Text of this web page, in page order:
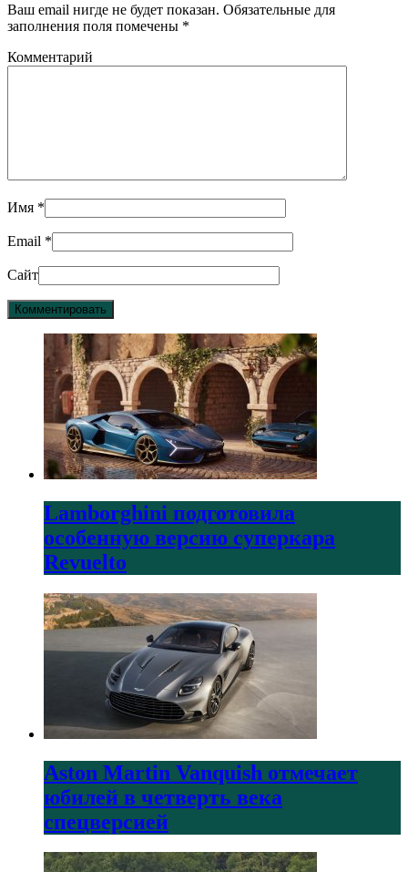
Ваш email нигде не будет показан. Обязательные для
заполнения поля помечены *
Комментарий
Имя *
Email *
Сайт
Lamborghini подготовила
особенную версию суперкара
Revuelto
Aston Martin Vanquish отмечает
юбилей в четверть века
спецверсией